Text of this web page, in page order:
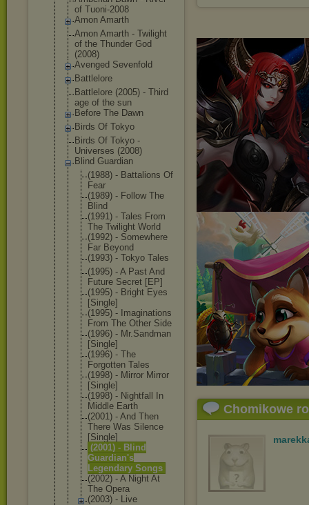
of Tuoni-2008
Amon Amarth
Amon Amarth - Twilight
of the Thunder God
(2008)
Avenged Sevenfold
Battlelore
Battlelore (2005) - Third
age of the sun
Before The Dawn
Birds Of Tokyo
Birds Of Tokyo -
Universes (2008)
Blind Guardian
(1988) - Battalions Of
Fear
(1989) - Follow The
Blind
(1991) - Tales From
The Twilight World
(1992) - Somewhere
Far Beyond
(1993) - Tokyo Tales
(1995) - A Past And
Future Secret [EP]
(1995) - Bright Eyes
[Single]
(1995) - Imaginations
From The Other Side
(1996) - Mr.Sandman
[Single]
(1996) - The
Forgotten Tales
(1998) - Mirror Mirror
[Single]
(1998) - Nightfall In
Middle Earth
(2001) - And Then
There Was Silence
[Single]
(2001) - Blind
Guardian's
Legendary Songs
(2002) - A Night At
The Opera
(2003) - Live
Chomikowe